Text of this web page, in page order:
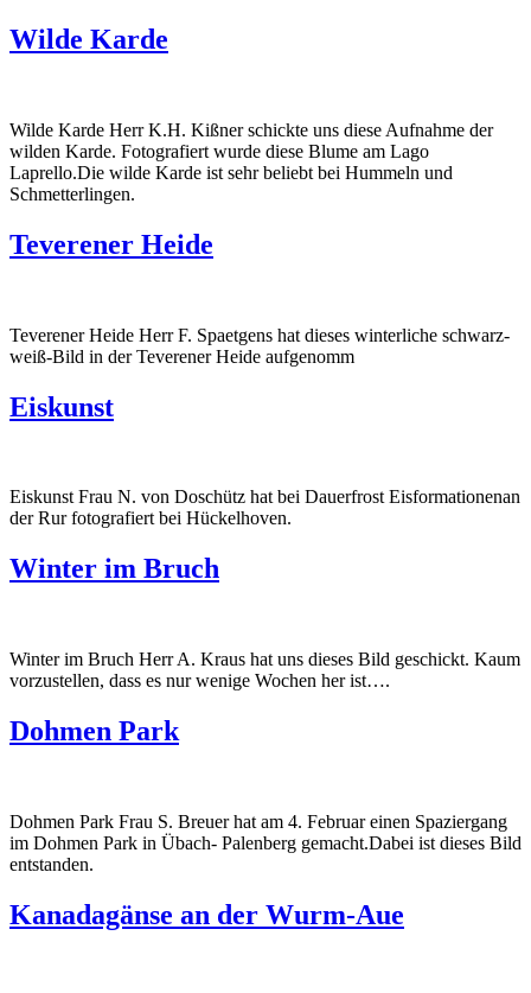
Wilde Karde
Wilde Karde Herr K.H. Kißner schickte uns diese Aufnahme der
wilden Karde. Fotografiert wurde diese Blume am Lago
Laprello.Die wilde Karde ist sehr beliebt bei Hummeln und
Schmetterlingen.
Teverener Heide
Teverener Heide Herr F. Spaetgens hat dieses winterliche schwarz-
weiß-Bild in der Teverener Heide aufgenomm
Eiskunst
Eiskunst Frau N. von Doschütz hat bei Dauerfrost Eisformationenan
der Rur fotografiert bei Hückelhoven.
Winter im Bruch
Winter im Bruch Herr A. Kraus hat uns dieses Bild geschickt. Kaum
vorzustellen, dass es nur wenige Wochen her ist….
Dohmen Park
Dohmen Park Frau S. Breuer hat am 4. Februar einen Spaziergang
im Dohmen Park in Übach- Palenberg gemacht.Dabei ist dieses Bild
entstanden.
Kanadagänse an der Wurm-Aue